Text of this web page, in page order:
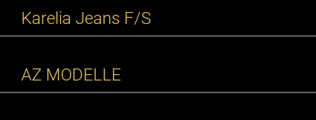
Karelia Jeans F/S
AZ MODELLE